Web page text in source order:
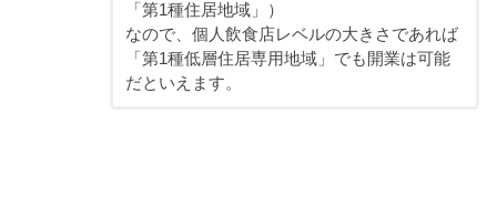
「第1種住居地域」）
なので、個人飲食店レベルの大きさであれば
「第1種低層住居専用地域」でも開業は可能
だといえます。